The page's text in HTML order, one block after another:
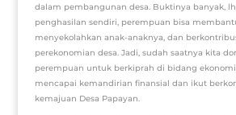
dalam pembangunan desa. Buktinya banyak,
penghasilan sendiri, perempuan bisa
menyekolahkan anak-anaknya, dan
perekonomian desa. Jadi, sudah saatnya kita
perempuan untuk berkiprah di bidang
mencapai kemandirian finansial dan ikut
kemajuan Desa Papayan.